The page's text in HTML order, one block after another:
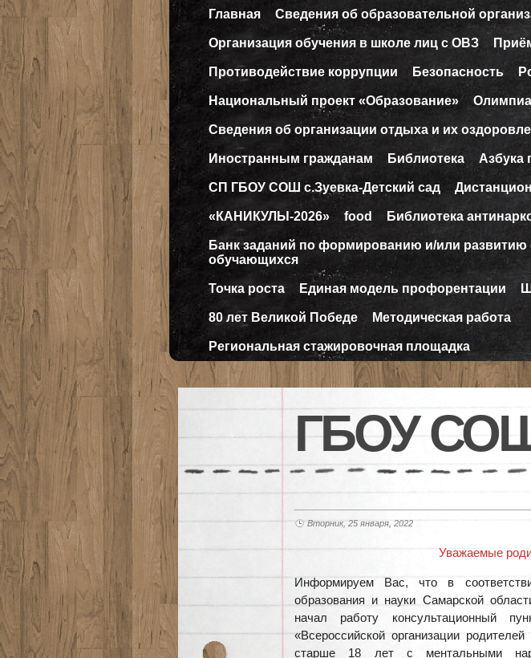
Главная Сведения об образовательной
Организация обучения в школе лиц с ОВЗ
Противодействие коррупции Безопасность
Национальный проект «Образование»
Сведения об организации отдыха и их
Иностранным гражданам Библиотека Азбука
СП ГБОУ СОШ с.Зуевка-Детский сад
«КАНИКУЛЫ-2026» food Библиотека
Банк заданий по формированию и/или
обучающихся
Точка роста Единая модель профорентации
80 лет Великой Победе Методическая работа
Региональная стажировочная площадка
ГБОУ
Вторник, 25 января, 2022
Уважаемые
Информируем Вас, что в
образования и науки Самарской
начал работу консультационный
«Всероссийской организации
старше 18 лет с ментальными